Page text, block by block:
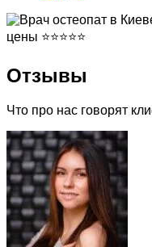
Отзывы
Что про нас говорят